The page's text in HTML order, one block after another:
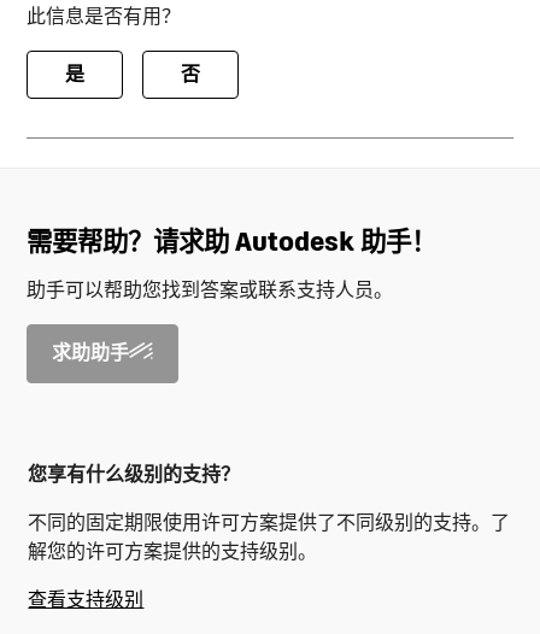
此信息是否有用？
是 否
需要帮助？请求助 Autodesk 助手！
助手可以帮助您找到答案或联系支持人员。
求助助手
您享有什么级别的支持？
不同的固定期限使用许可方案提供了不同级别的支持。了
解您的许可方案提供的支持级别。
查看支持级别